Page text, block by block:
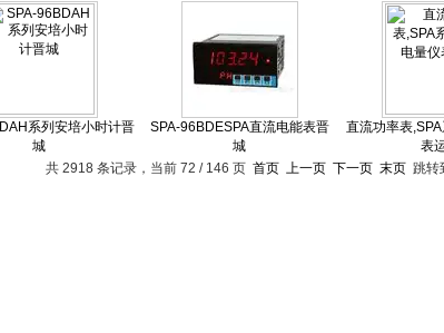
系列安培小时计晋
城
SPA-96BDESPA直流电能表晋
城
直流功率表
表
共 2918 条记录，当前 72 / 146 页 首页 上一页 下一页 末页跳转